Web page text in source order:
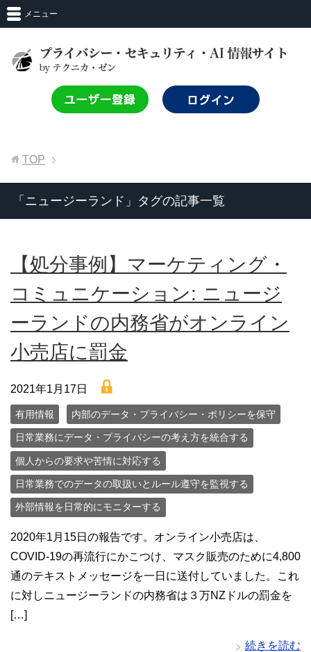
メニュー
TOP
「ニュージーランド」タグの記事一覧
【処分事例】マーケティング・
コミュニケーション: ニュージ
ーランドの内務省がオンライン
小売店に罰金
2021年1月17日 lock
有用情報 内部のデータ・プライバシー・ポリシーを保守
日常業務にデータ・プライバシーの考え方を統合する
個人からの要求や苦情に対応する
日常業務でのデータの取扱いとルール遵守を監視する
外部情報を日常的にモニターする
2020年1月15日の報告です。オンライン小売店は、
COVID-19の再流行にかこつけ、マスク販売のために4,800
通のテキストメッセージを一日に送付していました。これ
に対しニュージーランドの内務省は３万NZドルの罰金を
[…]
続きを読む